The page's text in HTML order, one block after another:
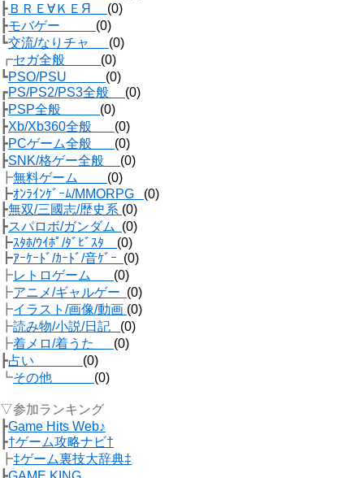
┣ ＢＲＥ∀ＫＥЯ (0)
┣モバゲー (0)
┗交流/なりチャ (0)
┏セガ全般 (0)
┗PSO/PSU (0)
┏PS/PS2/PS3全般 (0)
┣PSP全般 (0)
┣Xb/Xb360全般 (0)
┣PCゲーム全般 (0)
┣SNK/格ゲー全般 (0)
┣無料ゲーム (0)
┣ｵﾝﾗｲﾝｹﾞｰﾑ/MMORPG (0)
┣無双/三國志/歴史系 (0)
┣スパロボ/ガンダム (0)
┣ｽﾀﾎ/ｳｲﾎﾟ/ﾀﾞﾋﾞｽﾀ (0)
┣ｱｰｹｰﾄﾞ/ｶｰﾄﾞ/音ｹﾞｰ (0)
┣レトロゲーム (0)
┣アニメ/ギャルゲー (0)
┣イラスト/画像/動画 (0)
┣読み物/小説/日記 (0)
┣着メロ/着うた (0)
┣占い (0)
┗その他 (0)
▽参加ランキング
┣Game Hits Web♪
┣†ゲーム攻略ナビ†
┣‡ゲーム裏技大辞典‡